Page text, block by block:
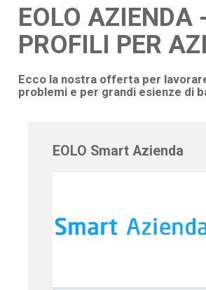
EOLO AZIENDA
PROFILI PER
Ecco la nostra offerta per
problemi e per grandi esienze di
EOLO Smart Azienda